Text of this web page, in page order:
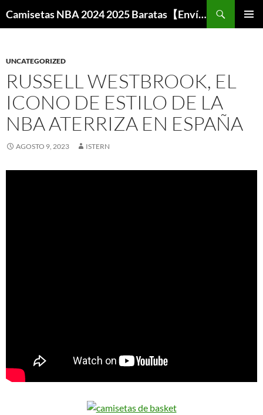
Camisetas NBA 2024 2025 Baratas【Envío Gratis】
UNCATEGORIZED
RUSSELL WESTBROOK, EL
ICONO DE ESTILO DE LA
NBA ATERRIZA EN ESPAÑA
AGOSTO 9, 2023 ISTERN